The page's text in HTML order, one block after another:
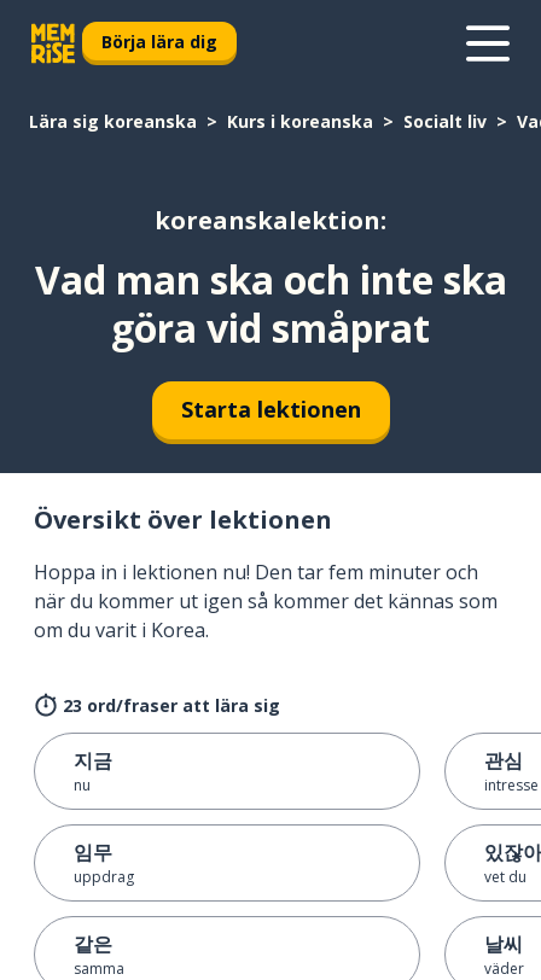
Börja lära dig
Lära sig koreanska Kurs i koreanska Socialt liv
koreanskalektion:
Vad man ska och inte ska
göra vid småprat
Starta lektionen
Översikt över lektionen
Hoppa in i lektionen nu! Den tar fem minuter och
när du kommer ut igen så kommer det kännas som
om du varit i Korea.
23 ord/fraser att lära sig
지금
nu
임무
uppdrag
같은
samma
관심
intresse
있잖아
vet du
날씨
väder